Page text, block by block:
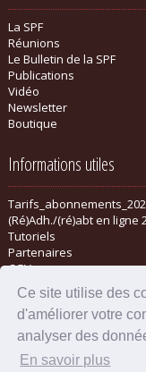
Ce site utilise des
d'améliorer votre
analyser des
En savoir plus
La SPF
Réunions
Le Bulletin de la SPF
Publications
Vidéo
Newsletter
Boutique
Informations utiles
(Ré)Adh./(ré)abt en ligne
Tutoriels
Partenaires
CGV